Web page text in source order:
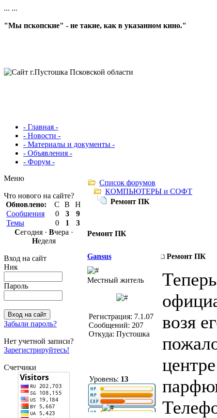
... ...
"Мы пскопские" - не такие, как в указанном кино."
- Главная -
- Новости -
- Материалы и документы -
- Объявления -
- Форум -
Меню
Что нового на сайте?
Обновлено:
С В
Н
Сообщения
0 3
9
Темы
0 1
3
Сегодня · Вчера ·
Неделя
Вход на сайт
Ник
Пароль
Забыли пароль?
Нет учетной записи?
Зарегистрируйтесь!
Счетчики
Список форумов
КОМПЬЮТЕРЫ и СОФТ
Ремонт ПК
Ремонт ПК
Gansus Ремонт ПК
Местный житель
Регистрация: 7.1.07
Сообщений: 207
Откуда: Пустошка
Уровень: 13
возя